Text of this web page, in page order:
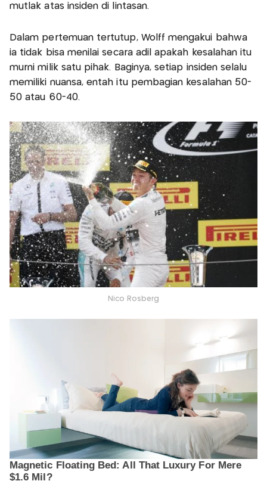
mutlak atas insiden di lintasan.
Dalam pertemuan tertutup, Wolff mengakui bahwa
ia tidak bisa menilai secara adil apakah kesalahan itu
murni milik satu pihak. Baginya, setiap insiden selalu
memiliki nuansa, entah itu pembagian kesalahan 50-
50 atau 60-40.
Nico Rosberg